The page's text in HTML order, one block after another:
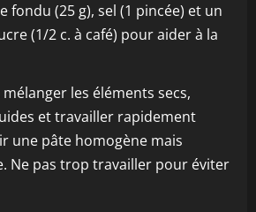
fondu (25 g), sel (1 pincée) et un
(1/2 c. à café) pour aider à la
mélanger les éléments secs,
et travailler rapidement
une pâte homogène mais
Ne pas trop travailler pour éviter